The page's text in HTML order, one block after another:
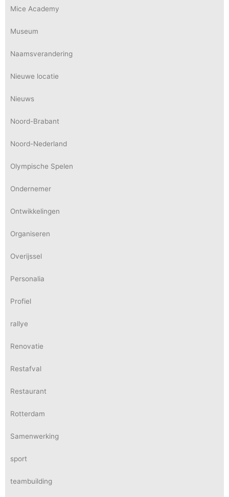
Mice Academy
Museum
Naamsverandering
Nieuwe locatie
Nieuws
Noord-Brabant
Noord-Nederland
Olympische Spelen
Ondernemer
Ontwikkelingen
Organiseren
Overijssel
Personalia
Profiel
rallye
Renovatie
Restafval
Restaurant
Rotterdam
Samenwerking
sport
teambuilding